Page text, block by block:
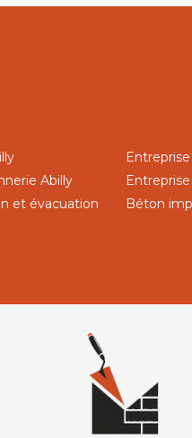
Abilly
et évacuation
Béton